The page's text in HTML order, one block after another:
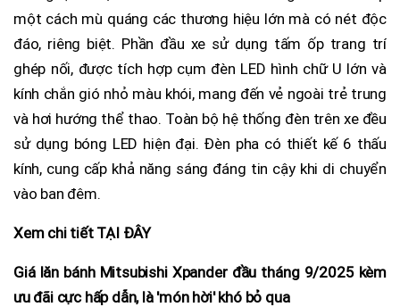
một cách mù quáng các thương hiệu lớn mà có nét độc
đáo, riêng biệt. Phần đầu xe sử dụng tấm ốp trang trí
ghép nối, được tích hợp cụm đèn LED hình chữ U lớn và
kính chắn gió nhỏ màu khói, mang đến vẻ ngoài trẻ trung
và hơi hướng thể thao. Toàn bộ hệ thống đèn trên xe đều
sử dụng bóng LED hiện đại. Đèn pha có thiết kế 6 thấu
kính, cung cấp khả năng sáng đáng tin cậy khi di chuyển
vào ban đêm.
Xem chi tiết TẠI ĐÂY
Giá lăn bánh Mitsubishi Xpander đầu tháng 9/2025 kèm
ưu đãi cực hấp dẫn, là 'món hời' khó bỏ qua